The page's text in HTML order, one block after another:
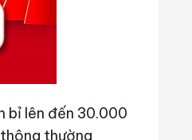
bỉ lên đến 30.000
thường